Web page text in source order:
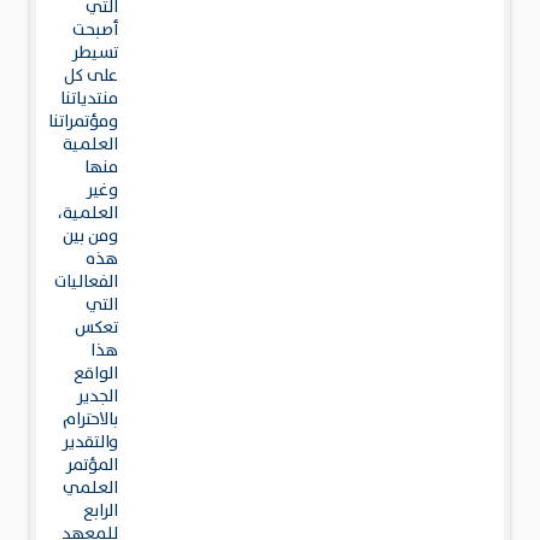
التي
أصبحت
تسيطر
على كل
منتدياتنا
ومؤتمراتنا
العلمية
منها
وغير
العلمية،
ومن بين
هذه
الفعاليات
التي
تعكس
هذا
الواقع
الجدير
بالاحترام
والتقدير
المؤتمر
العلمي
الرابع
للمعهد